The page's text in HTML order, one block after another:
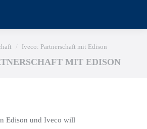
sich hier:Iveco: Partnerschaft mit Edison
MIT EDISON
Edison und Iveco will